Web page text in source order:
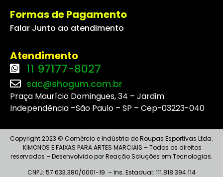
Formas de Pagamento
Falar Junto ao atendimento
Atendimento
11 97177-8027
sac@shogum.com.br
Praça Maurício Domingues, 34 – Jardim
Independência –São Paulo – SP – Cep-03223-040
Copyright 2023 © Comércio e Indústria de Roupas Esportivas Ltda.
KIMONOS E FAIXAS PARA ARTES MARCIAIS – Todos os direitos
reservados – Desenvolvido por Reação Soluções em Tecnologias.
CNPJ: 57.633.380/0001-19 – Ins. Estadual: 111.818.394.114